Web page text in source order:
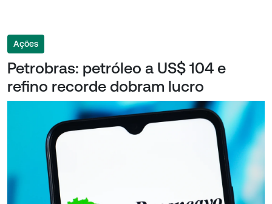
Ações
Petrobras: petróleo a US$ 104 e
refino recorde dobram lucro